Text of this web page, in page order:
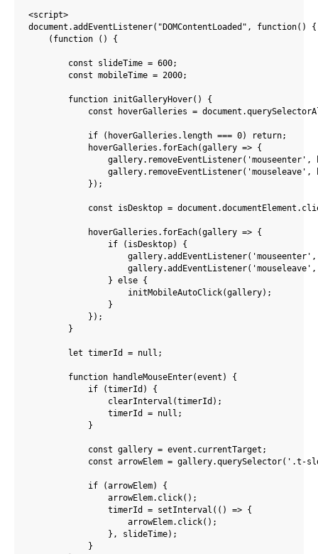
<script>
document.addEventListener("DOMContentLoaded", function() {
    (function () {
        const slideTime = 600;
        const mobileTime = 2000;
        function initGalleryHover() {
const hoverGalleries =
            if (hoverGalleries.length === 0) return;
            hoverGalleries.forEach(gallery => {
gallery.removeEventListener('mouseenter',
gallery.removeEventListener('mouseleave',
            });
const isDesktop =
            hoverGalleries.forEach(gallery => {
                if (isDesktop) {
                } else {
                    initMobileAutoClick(gallery);
                }
            });
        }
        let timerId = null;
        function handleMouseEnter(event) {
            if (timerId) {
                clearInterval(timerId);
                timerId = null;
            }
            const gallery = event.currentTarget;
const arrowElem = gallery.querySelector('.t-
            if (arrowElem) {
                arrowElem.click();
                timerId = setInterval(() => {
                    arrowElem.click();
                }, slideTime);
            }